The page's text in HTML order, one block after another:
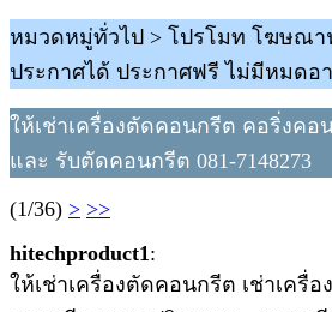
หมวดหมู่ทั่วไป > โปรโมท โฆษณา
ประกาศได้ ประกาศฟรี ไม่มีหมดอ
ให้เช่าเครื่องตัดคอนกรีต คอริ่งค
และ รับตัดคอนกรีต 081-7148273
(1/36) > >>
hitechproduct1:
ให้เช่าเครื่องตัดคอนกรีต เช่าเครื่